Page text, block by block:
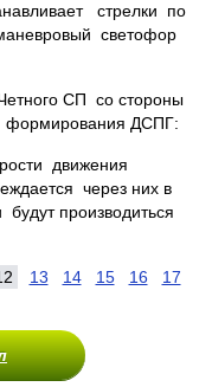
стрелки по
светофор
СП со стороны
формирования ДСПГ:
движения
через них в
производиться
13 14 15 16
17